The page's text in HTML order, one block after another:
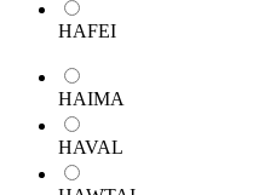
HAFEI
HAIMA
HAVAL